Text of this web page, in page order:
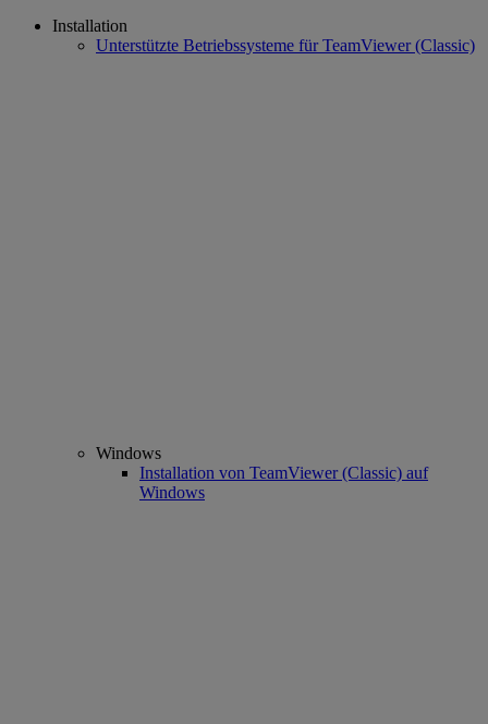
Installation
Unterstützte Betriebssysteme für TeamViewer (Classic)
Windows
Installation von TeamViewer (Classic) auf
Windows